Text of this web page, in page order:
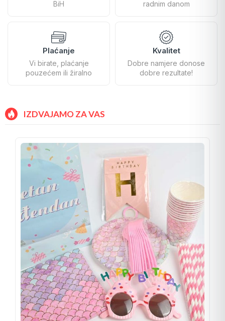
BiH radnim danom
Plaćanje
Vi birate, plaćanje
pouzećem ili žiralno
Kvalitet
Dobre namjere donose
dobre rezultate!
IZDVAJAMO ZA VAS